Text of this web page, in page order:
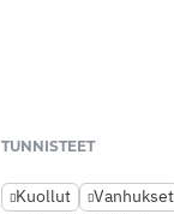
TUNNISTEET
Kuollut Vanhukset